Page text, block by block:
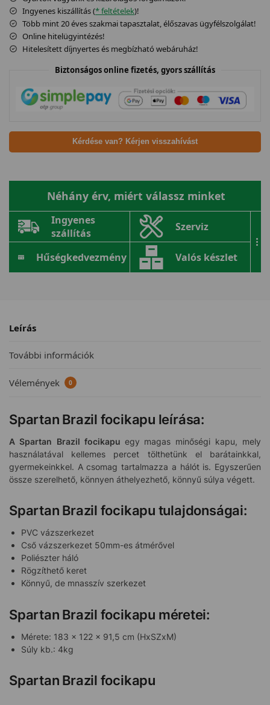
Ingyenes kiszállítás (* feltételek)!
Több mint 20 éves szakmai tapasztalat, élőszavas ügyfélszolgálat!
Online hitelügyintézés!
Hitelesített díjnyertes és megbízható webáruház!
Biztonságos online fizetés, gyors szállítás
Kérdése van? Kérjen visszahívást
Néhány érv, miért válassz minket
Ingyenes
szállítás
Szerviz
Hűségkedvezmény Valós készlet
...
Leírás
További információk
Vélemények 0
Spartan Brazil focikapu leírása:
A Spartan Brazil focikapu egy magas minőségi kapu, mely
használatával kellemes percet tölthetünk el barátainkkal,
gyermekeinkkel. A csomag tartalmazza a hálót is. Egyszerűen
össze szerelhető, könnyen áthelyezhető, könnyű súlya végett.
Spartan Brazil focikapu tulajdonságai:
PVC vázszerkezet
Cső vázszerkezet 50mm-es átmérővel
Poliészter háló
Rögzíthető keret
Könnyű, de mnasszív szerkezet
Spartan Brazil focikapu méretei:
Mérete: 183 x 122 x 91,5 cm (HxSZxM)
Súly kb.: 4kg
Spartan Brazil focikapu